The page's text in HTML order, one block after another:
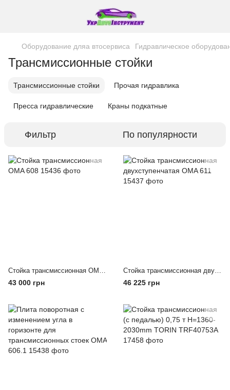
Оборудование дляа втосервиса Гидравлическое
Трансмиссионные стойки
Трансмиссионные стойки Прочая гидравлика
Пресса гидравлические Краны подкатные
Фильтр По популярности
Стойка трансмиссионная OMA 608
43 000 грн
Стойка трансмиссионная двухступенчатая OMA 611
46 225 грн